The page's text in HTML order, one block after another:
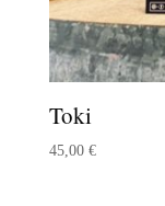
Toki
45,00 €